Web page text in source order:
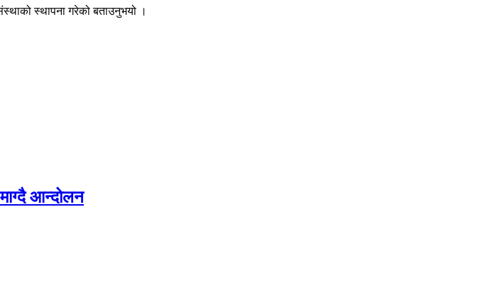
स्थापना गरेको बताउनुभयो ।
आन्दोलन